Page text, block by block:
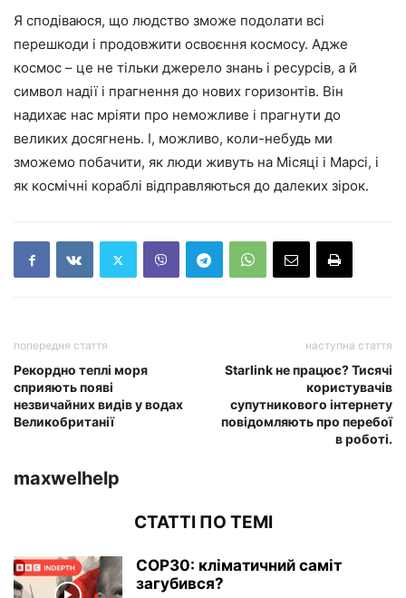
Я сподіваюся, що людство зможе подолати всі
перешкоди і продовжити освоєння космосу. Адже
космос – це не тільки джерело знань і ресурсів, а й
символ надії і прагнення до нових горизонтів. Він
надихає нас мріяти про неможливе і прагнути до
великих досягнень. І, можливо, коли-небудь ми
зможемо побачити, як люди живуть на Місяці і Марсі, і
як космічні кораблі відправляються до далеких зірок.
попередня стаття
Рекордно теплі моря
сприяють появі
незвичайних видів у водах
Великобританії
наступна стаття
Starlink не працює? Тисячі
користувачів
супутникового інтернету
повідомляють про перебої
в роботі.
maxwelhelp
СТАТТІ ПО ТЕМІ
COP30: кліматичний саміт
загубився?